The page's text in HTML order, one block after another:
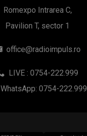
Romexpo Intrarea C,
Pavilion T, sector 1
office@radioimpuls.ro
LIVE : 0754-222.999
WhatsApp: 0754-222.999